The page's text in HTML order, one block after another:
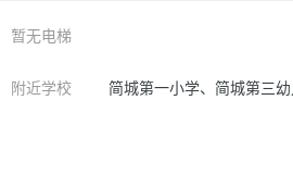
暂无电梯
附近学校 简城第一小学、简城第三